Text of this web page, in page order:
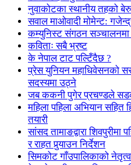
नुवाकोटका स्थानीय तहको
सवाल माओवादी मोमेन्ट:
कम्युनिस्ट संगठन सञ्चालनमा
कविताः सबै भ्रष्ट
के नेपाल टाट पल्टिँदैछ ?
प्रेस युनियन महाधिवेसनको
सदस्यमा उठ्ने
जब ककनी पुगेर प्रचण्डले
महिला पहिला अभियान सहित
तयारी
सांसद तामाङद्वारा शिवपुरीमा
र राहत पुर्‍याउन निर्देशन
सिमकोट गाँउपालिकाको नेतृत्व